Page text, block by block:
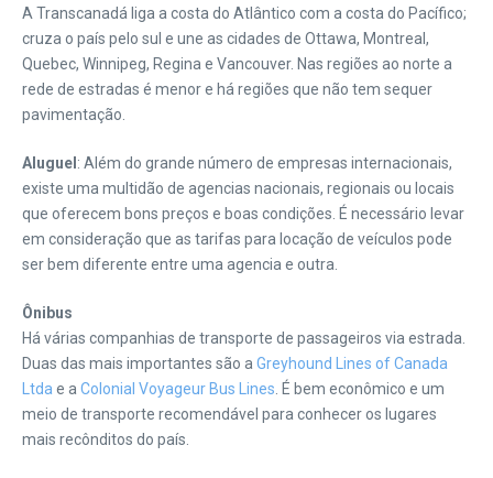
A Transcanadá liga a costa do Atlântico com a costa do Pacífico;
cruza o país pelo sul e une as cidades de Ottawa, Montreal,
Quebec, Winnipeg, Regina e Vancouver. Nas regiões ao norte a
rede de estradas é menor e há regiões que não tem sequer
pavimentação.
Aluguel : Além do grande número de empresas internacionais,
existe uma multidão de agencias nacionais, regionais ou locais
que oferecem bons preços e boas condições. É necessário levar
em consideração que as tarifas para locação de veículos pode
ser bem diferente entre uma agencia e outra.
Ônibus
Há várias companhias de transporte de passageiros via estrada.
Duas das mais importantes são a Greyhound Lines of Canada
Ltda e a Colonial Voyageur Bus Lines . É bem econômico e um
meio de transporte recomendável para conhecer os lugares
mais recônditos do país.